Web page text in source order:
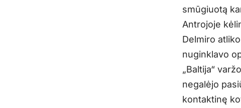
smūgiuotą
Antrojoje
Delmiro
nuginklavo
„Baltija“
negalėjo
kontaktinę